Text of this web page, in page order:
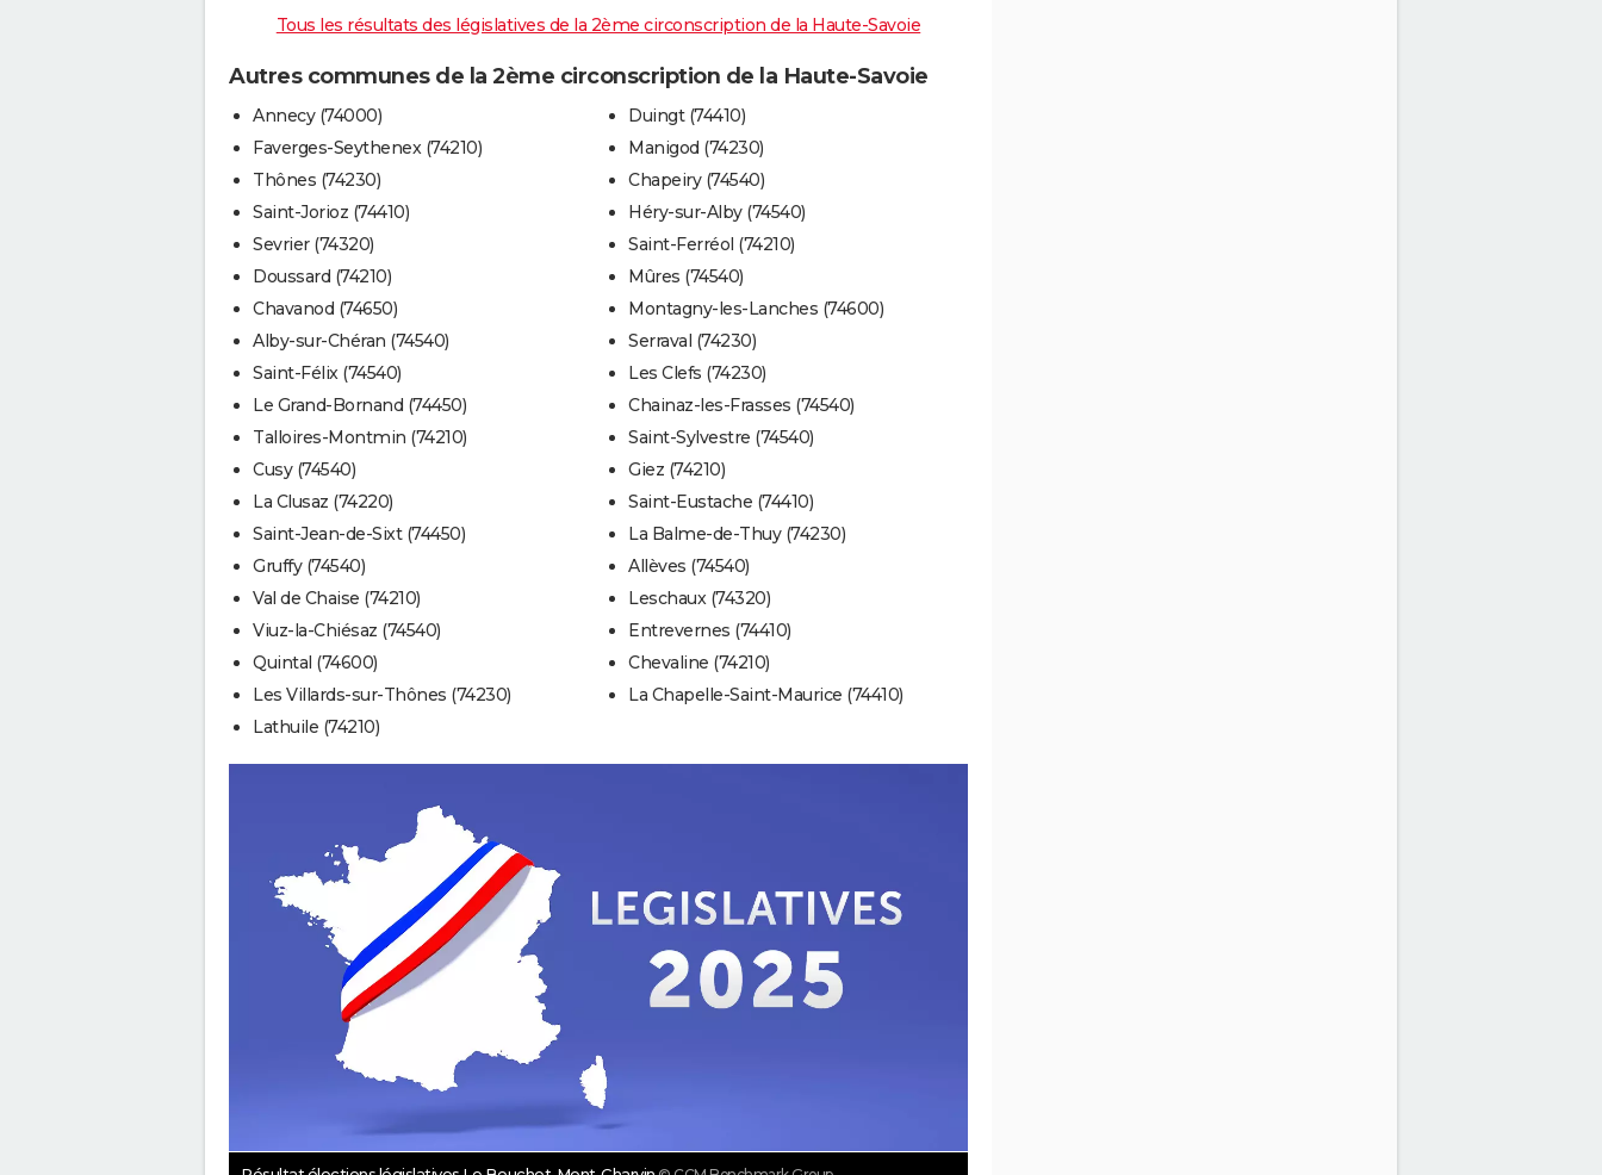
Tous les résultats des législatives de la 2ème circonscription de la Haute-Savoie
Autres communes de la 2ème circonscription de la Haute-Savoie
Annecy (74000)
Faverges-Seythenex (74210)
Thônes (74230)
Saint-Jorioz (74410)
Sevrier (74320)
Doussard (74210)
Chavanod (74650)
Alby-sur-Chéran (74540)
Saint-Félix (74540)
Le Grand-Bornand (74450)
Talloires-Montmin (74210)
Cusy (74540)
La Clusaz (74220)
Saint-Jean-de-Sixt (74450)
Gruffy (74540)
Val de Chaise (74210)
Viuz-la-Chiésaz (74540)
Quintal (74600)
Les Villards-sur-Thônes (74230)
Lathuile (74210)
Duingt (74410)
Manigod (74230)
Chapeiry (74540)
Héry-sur-Alby (74540)
Saint-Ferréol (74210)
Mûres (74540)
Montagny-les-Lanches (74600)
Serraval (74230)
Les Clefs (74230)
Chainaz-les-Frasses (74540)
Saint-Sylvestre (74540)
Giez (74210)
Saint-Eustache (74410)
La Balme-de-Thuy (74230)
Allèves (74540)
Leschaux (74320)
Entrevernes (74410)
Chevaline (74210)
La Chapelle-Saint-Maurice (74410)